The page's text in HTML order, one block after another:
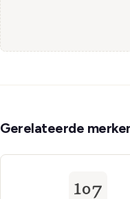
Gerelateerde